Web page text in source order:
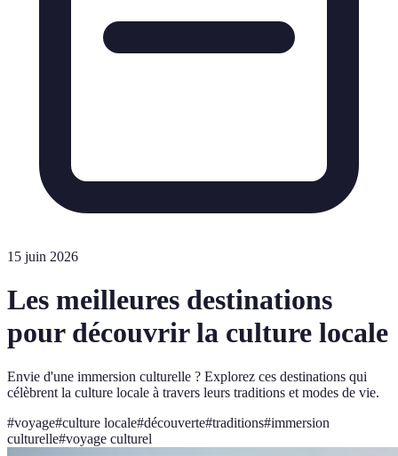
15 juin 2026
Les meilleures destinations
pour découvrir la culture locale
Envie d'une immersion culturelle ? Explorez ces destinations qui
célèbrent la culture locale à travers leurs traditions et modes de vie.
#voyage#culture locale#découverte#traditions#immersion
culturelle#voyage culturel